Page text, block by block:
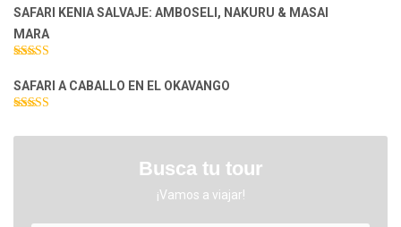
5.00de 5
SAFARI KENIA SALVAJE: AMBOSELI, NAKURU & MASAI
MARA
5.00de 5
SAFARI A CABALLO EN EL OKAVANGO
5.00de 5
Busca tu tour
¡Vamos a viajar!